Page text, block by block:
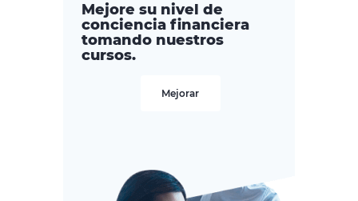
Mejore su nivel de
conciencia financiera
tomando nuestros
cursos.
Mejorar